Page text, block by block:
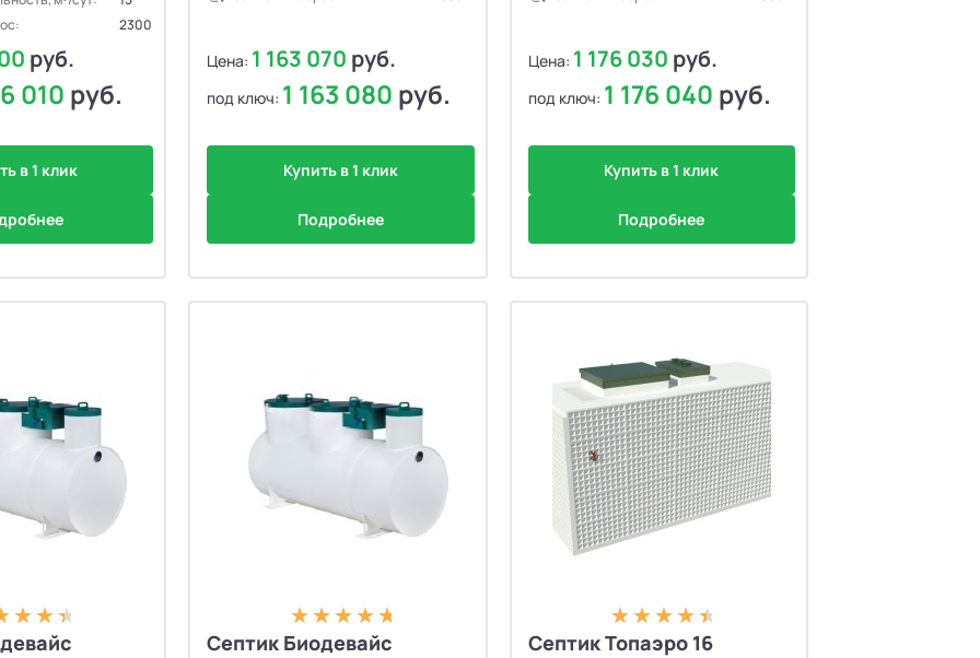
2300
руб.
010 руб.
в 1 клик
Цена: 1 163 070 руб.
под ключ: 1 163 080 руб.
Купить в 1 клик
Подробнее
Цена: 1 176 030 руб.
под ключ: 1 176 040 руб.
Купить в 1 клик
Подробнее
Септик Биодевайс
Септик Топаэро 16